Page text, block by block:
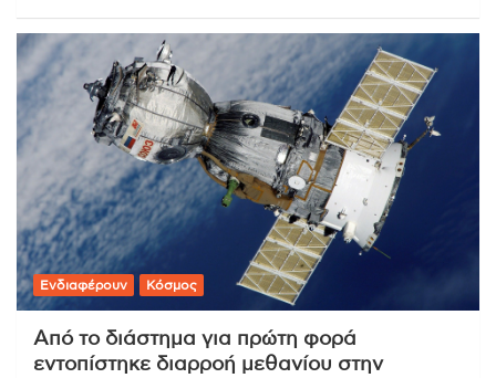
Ενδιαφέρουν Κόσμος
Από το διάστημα για πρώτη φορά
εντοπίστηκε διαρροή μεθανίου στην